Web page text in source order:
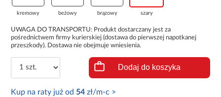
kremowy beżowy brązowy szary
UWAGA DO TRANSPORTU: Produkt dostarczany jest za
pośrednictwem firmy kurierskiej (dostawa do pierwszej napotkanej
przeszkody). Dostawa nie obejmuje wniesienia.
Dodaj do koszyka
Kup na raty już od 54 zł/m-c >